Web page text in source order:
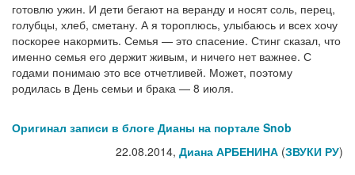
готовлю ужин. И дети бегают на веранду и носят соль, перец,
голубцы, хлеб, сметану. А я тороплюсь, улыбаюсь и всех хочу
поскорее накормить. Семья — это спасение. Стинг сказал, что
именно семья его держит живым, и ничего нет важнее. С
годами понимаю это все отчетливей. Может, поэтому
родилась в День семьи и брака — 8 июля.
Оригинал записи в блоге Дианы на портале Snob
22.08.2014, Диана АРБЕНИНА (ЗВУКИ РУ)